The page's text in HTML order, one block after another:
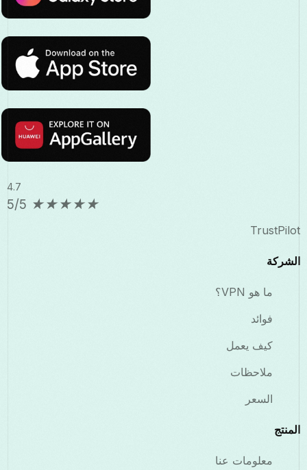
4.7
★
★
★
★
★
5/5
TrustPilot
الشركة
ما هو VPN؟
فوائد
كيف يعمل
ملاحظات
السعر
المنتج
معلومات عنا